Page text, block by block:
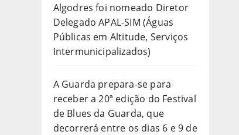
Algodres foi nomeado Diretor
Delegado APAL-SIM (Águas
Públicas em Altitude, Serviços
Intermunicipalizados)
A Guarda prepara-se para
receber a 20ª edição do Festival
de Blues da Guarda, que
decorrerá entre os dias 6 e 9 de